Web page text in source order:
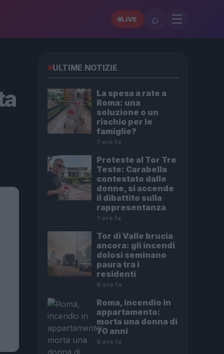
LIVE ⌕
ULTIME NOTIZIE
La spesa a rate a
Roma: una
soluzione o un
rischio per le
famiglie?
7 ore fa
Proteste al Tor Tre
Teste: Carabella
contestato dalle
donne, si accende
il dibattito sulla
rappresentanza
7 ore fa
Tor di Valle brucia
ancora: gli incendi
dolosi seminano
paura tra i
residenti
8 ore fa
Roma, incendio in
appartamento:
morta una donna di
70 anni
9 ore fa